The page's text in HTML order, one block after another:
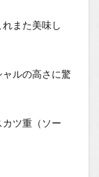
また美味し
ルの高さに驚
ツ重（ソー